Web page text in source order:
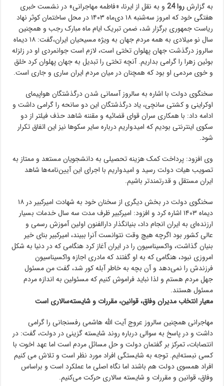
به گزارشروا 24
و به نقل از ایرنا، «فاطمه مهاجرانی» در نشست خبری
هفتگی خود که امروز سه‌شنبه ۱۸ دی‌ماه ۱۴۰۳ در محل ساختمان کوثر نهاد
ریاست جمهوری برگزار شد، ضمن تبریک ایام ماه مبارک رجب و همچنین
سال نو میلادی به همه مردم جهان به ویژه مسیحیان ایران،گفت: ۱۸ دیماه
سالروز درگذشت جهان پهلوان تختی است، لازم است جوانمردی او در زلزله
بوئین زهرا را گرامی بداریم. آنچه تختی را تبدیل به جهان پهلوان کرد خلق
و خوی مردمی او بود که همچنان در میان مردم ایران ساری و جاری است.
سخنگوی دولت با اشاره به سالروز آسمانی شدن درگذشتگان هواپیمای
اوکراینی و کشتی سانچی، یاد درگذشتگان این دو سانحه را گرامی داشت و
ادامه داد: با همکاری سران قوای قضائیه و مقننه شاهد حذف فیلتر از دو
سکوی اینترنتی بودیم که امیدواریم درباره سایر سکوها نیز این اتفاق تکرار
شود.
وی افزود: پرداخت کمک هزینه تحصیلی به دانشجویان مستعد و ممتاز به
تصویب هیات دولت رسید و امیدواریم با اجرای این آیین‌نامه‌ها شاهد
ایران مستقل و قدرتمندتر باشیم.
سخنگوی دولت در بخش دیگری از سخنان خود به شهادت امیرکبیر در ۱۸
دیماه ۱۴۰۳ اشاره کرد و افزود: امیرکبیر ظرف مدت سه سال خدمات بسیار
ارزنده‌ای به ایران انجام داد، بنیانگذار دارالفنون اولین آموزش رسمی و
عالی کشور بود اگرچه هیچ وقت نتوانست آنرا ببیند، امیرکبیر بنای خیر
بنیان گذاشت، واکسیناسیون را در ایران آغاز کرد هنگامی که در دنیا به شکل
امروزی نبود، هنگامی که به او گفتند که مادری اجازه واکسیناسیون
فرزندش را نمی‌دهد و آن بچه به خاطر آبله کور شد، گفت من مسئول
جهل مردم هستم و لذا نباید فراموش کنیم که مسئولین به اندازه مردم
مسئول هستند.
معیار انتخاب مدیران وفاق، قوانین، مقررات و شایسته‌سالاری است
مهاجرانی همچنین سالروز عروج آیت الله هاشمی رفسنجانی را گرامی
داشت و در پاسخ به سوالی درباره روند شایسته گزینی در دولت، گفت: در
انتصابات، تمرکز بر گفتمان دولت و حل مسائل مردم است اما عهد اخوت با
کسی نبسته‌ایم. توجه به شایستگی افراد مورد نظر است و تلاش می کنیم
افراد همسوی دولت هم باشند اما نگاه اصلی ما عملکرد است و براساس
وفاق، قوانین و مقررات و شایسته سالاری حرکت می‌کنیم.